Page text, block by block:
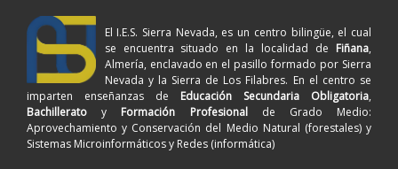
El I.E.S. Sierra Nevada, es un centro bilingüe, el cual
se encuentra situado en la localidad de Fiñana,
Almería, enclavado en el pasillo formado por Sierra
Nevada y la Sierra de Los Filabres. En el centro se
imparten enseñanzas de Educación Secundaria Obligatoria,
Bachillerato y Formación Profesionalde Grado Medio:
Aprovechamiento y Conservación del Medio Natural (forestales) y
Sistemas Microinformáticos y Redes (informática)